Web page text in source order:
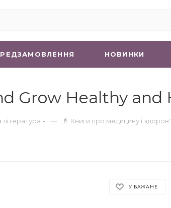
НОВИНКИ
Grow Healthy
— 💊 Книги про медицину і
У БАЖАНЕ